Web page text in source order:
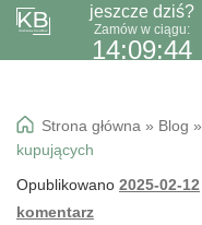
O NAS
Przejdź
do
Przejdź
do
jeszcze dziś?
Zamów w ciągu:
14:09:43
Dzień Babci 21.01
Kwiaty
Wiązanki pogrzebowe
Strona główna » Blog »
kupujących
Opublikowano 2025-02-12
komentarz